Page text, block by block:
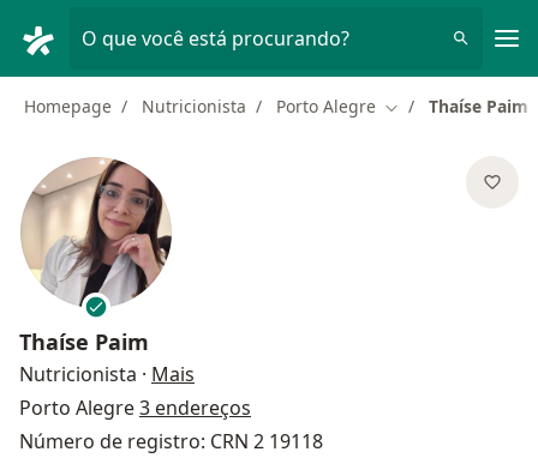
O que você está procurando?
Homepage Nutricionista Porto Alegre Mudar de cidade
Thaíse Paim
Thaíse Paim
Nutricionista · Mais
Porto Alegre3 endereços
Número de registro: CRN 2 19118